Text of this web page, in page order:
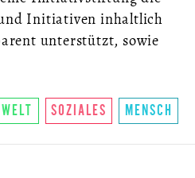
Initiativen inhaltlich
unterstützt, sowie
SOZIALES MENSCH